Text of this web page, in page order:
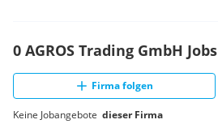
0 AGROS Trading GmbH Jobs
Firma folgen
Keine Jobangebote dieser Firma